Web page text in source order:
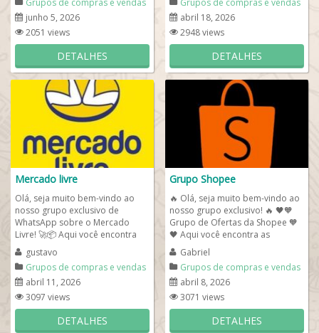
Grupos de compras e vendas
junho 5, 2026
2051 views
DETALHES
Grupos de compras e vendas
abril 18, 2026
2948 views
DETALHES
Mercado livre
Olá, seja muito bem-vindo ao
nosso grupo exclusivo de
WhatsApp sobre o Mercado
Livre! 🚀📦 Aqui você encontra
um espaço ideal para quem
quer comprar,...
gustavo
Grupos de compras e vendas
abril 11, 2026
3097 views
DETALHES
Grupo Shopee
🔥 Olá, seja muito bem-vindo ao
nosso grupo exclusivo! 🔥 🖤🧡
Grupo de Ofertas da Shopee 🧡
🖤 Aqui você encontra as
melhores promoções...
Gabriel
Grupos de compras e vendas
abril 8, 2026
3071 views
DETALHES